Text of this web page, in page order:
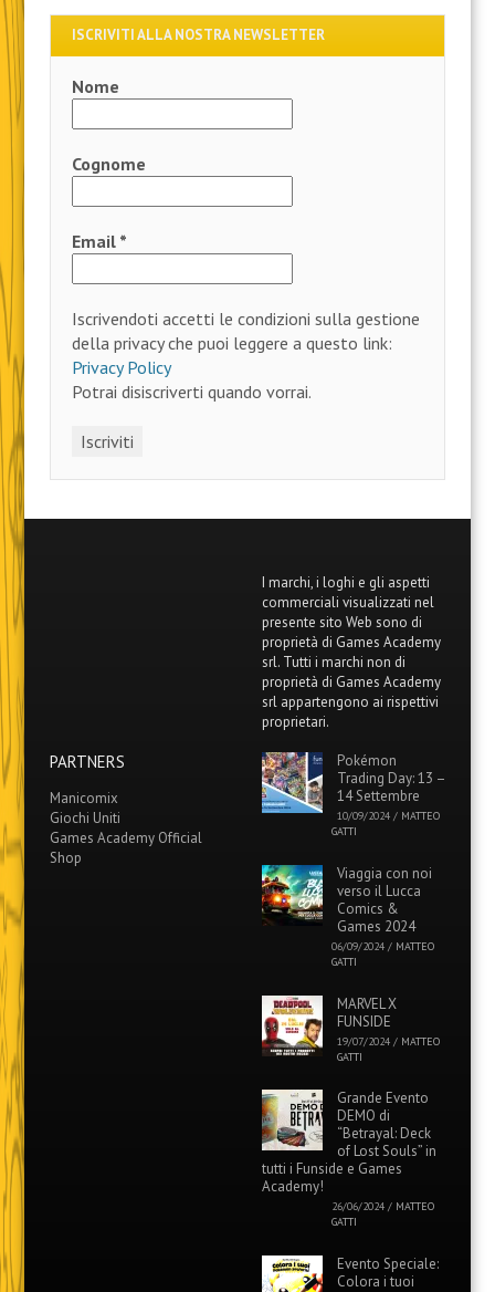
ISCRIVITI ALLA NOSTRA NEWSLETTER
Nome
Cognome
Email *
Iscrivendoti accetti le condizioni sulla gestione
della privacy che puoi leggere a questo link:
Privacy Policy
Potrai disiscriverti quando vorrai.
I marchi, i loghi e gli aspetti
commerciali visualizzati nel
presente sito Web sono di
proprietà di Games Academy
srl. Tutti i marchi non di
proprietà di Games Academy
srl appartengono ai rispettivi
proprietari.
PARTNERS
Manicomix
Giochi Uniti
Games Academy Official
Shop
Pokémon
Trading Day: 13 –
14 Settembre
10/09/2024 / MATTEO
GATTI
Viaggia con noi
verso il Lucca
Comics &
Games 2024
06/09/2024 / MATTEO
GATTI
MARVEL X
FUNSIDE
19/07/2024 / MATTEO
GATTI
Grande Evento
DEMO di
“Betrayal: Deck
of Lost Souls” in
tutti i Funside e Games
Academy!
26/06/2024 / MATTEO
GATTI
Evento Speciale:
Colora i tuoi